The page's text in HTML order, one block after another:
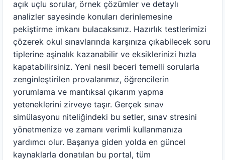
açık uçlu sorular, örnek çözümler ve detaylı
analizler sayesinde konuları derinlemesine
pekiştirme imkanı bulacaksınız. Hazırlık testlerimizi
çözerek okul sınavlarında karşınıza çıkabilecek soru
tiplerine aşinalık kazanabilir ve eksiklerinizi hızla
kapatabilirsiniz. Yeni nesil beceri temelli sorularla
zenginleştirilen provalarımız, öğrencilerin
yorumlama ve mantıksal çıkarım yapma
yeteneklerini zirveye taşır. Gerçek sınav
simülasyonu niteliğindeki bu setler, sınav stresini
yönetmenize ve zamanı verimli kullanmanıza
yardımcı olur. Başarıya giden yolda en güncel
kaynaklarla donatılan bu portal, tüm